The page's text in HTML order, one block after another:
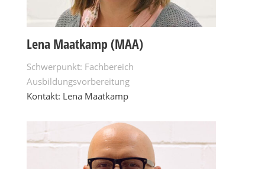
Lena Maatkamp (MAA)
Schwerpunkt: Fachbereich
Ausbildungsvorbereitung
Kontakt: Lena Maatkamp